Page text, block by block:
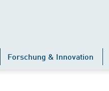
Forschung & Innovation